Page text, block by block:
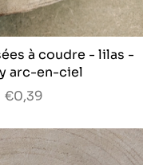
à coudre - lilas -
arc-en-ciel
€0,39